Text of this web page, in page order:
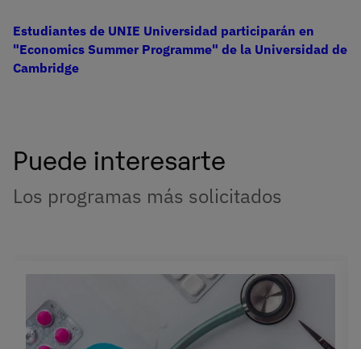
Estudiantes de UNIE Universidad participarán en
"Economics Summer Programme" de la Universidad de
Cambridge
Puede interesarte
Los programas más solicitados